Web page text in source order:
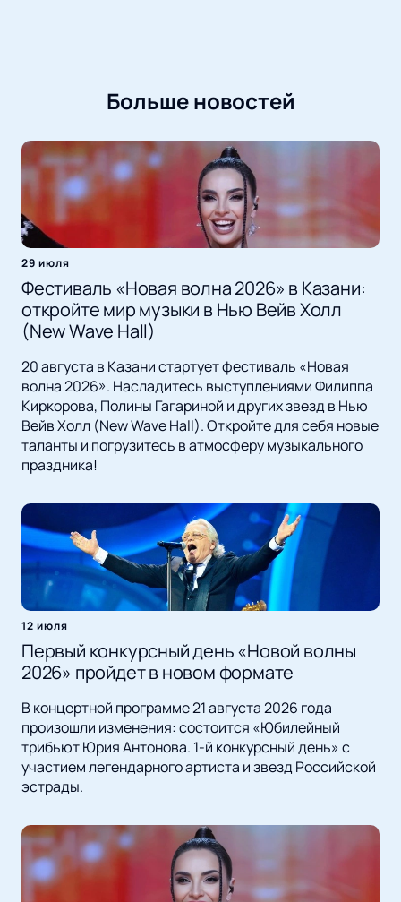
Больше новостей
29 июля
Фестиваль «Новая волна 2026» в Казани:
откройте мир музыки в Нью Вейв Холл
(New Wave Hall)
20 августа в Казани стартует фестиваль «Новая
волна 2026». Насладитесь выступлениями Филиппа
Киркорова, Полины Гагариной и других звезд в Нью
Вейв Холл (New Wave Hall). Откройте для себя новые
таланты и погрузитесь в атмосферу музыкального
праздника!
12 июля
Первый конкурсный день «Новой волны
2026» пройдет в новом формате
В концертной программе 21 августа 2026 года
произошли изменения: состоится «Юбилейный
трибьют Юрия Антонова. 1-й конкурсный день» с
участием легендарного артиста и звезд Российской
эстрады.